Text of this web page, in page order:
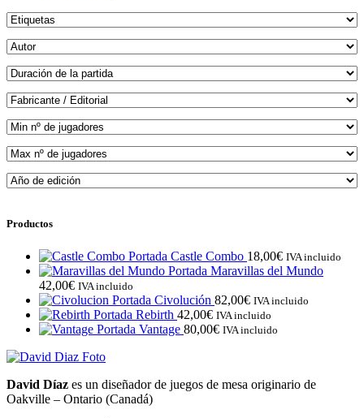
Productos
Castle Combo 18,00€ IVA incluido
Maravillas del Mundo
42,00€ IVA incluido
Civolución 82,00€ IVA incluido
Rebirth 42,00€ IVA incluido
Vantage 80,00€ IVA incluido
David Díaz es un diseñador de juegos de mesa originario de
Oakville – Ontario (Canadá)